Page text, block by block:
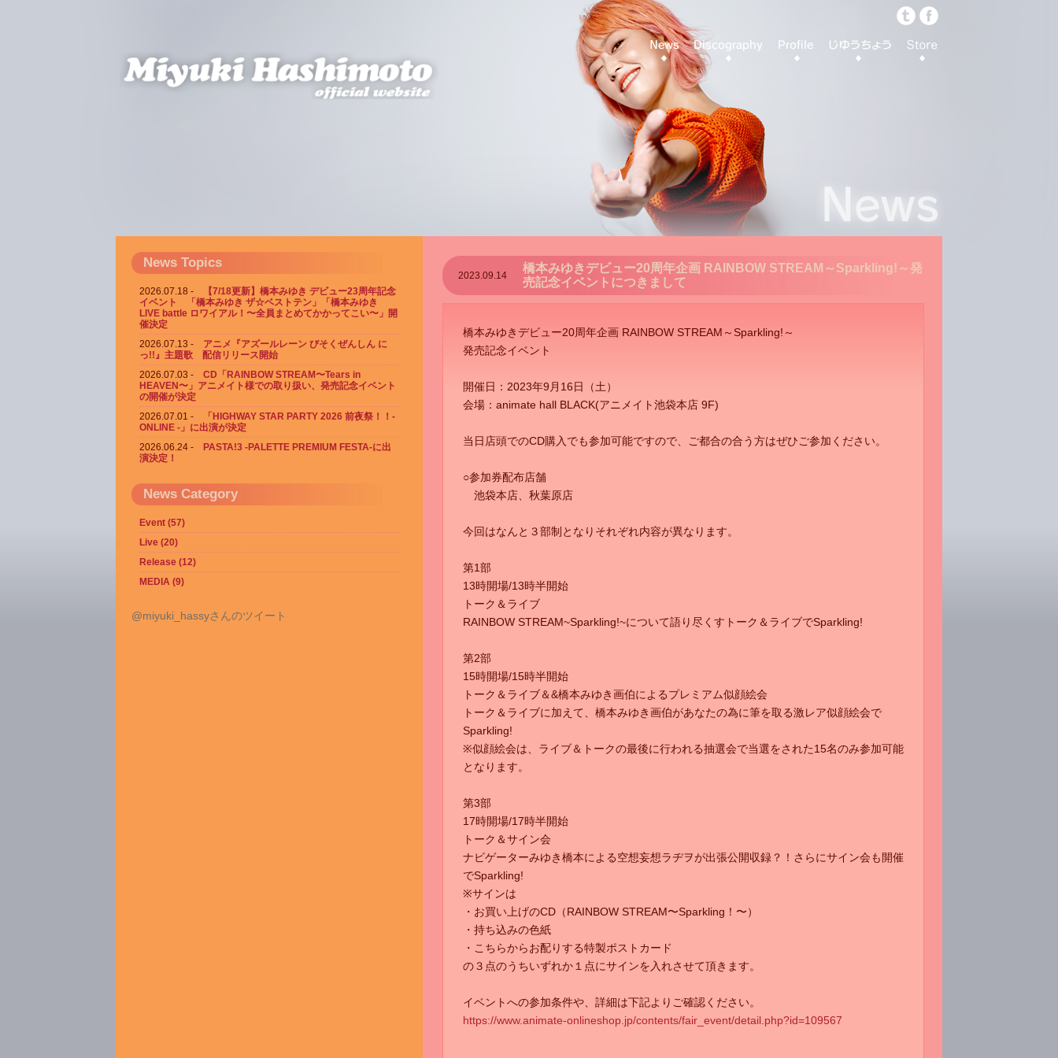
2023.09.14
橋本みゆきデビュー20周年企画 RAINBOW STREAM～Sparkling!～発
売記念イベントにつきまして
橋本みゆきデビュー20周年企画 RAINBOW STREAM～Sparkling!～
発売記念イベント
開催日：2023年9月16日（土）
会場：animate hall BLACK(アニメイト池袋本店 9F)
当日店頭でのCD購入でも参加可能ですので、ご都合の合う方はぜひご参加ください。
○参加券配布店舗
池袋本店、秋葉原店
今回はなんと３部制となりそれぞれ内容が異なります。
第1部
13時開場/13時半開始
トーク＆ライブ
RAINBOW STREAM~Sparkling!~について語り尽くすトーク＆ライブでSparkling!
第2部
15時開場/15時半開始
トーク＆ライブ＆&橋本みゆき画伯によるプレミアム似顔絵会
トーク＆ライブに加えて、橋本みゆき画伯があなたの為に筆を取る激レア似顔絵会で
Sparkling!
※似顔絵会は、ライブ＆トークの最後に行われる抽選会で当選をされた15名のみ参加可能
となります。
第3部
17時開場/17時半開始
トーク＆サイン会
ナビゲーターみゆき橋本による空想妄想ラヂヲが出張公開収録？！さらにサイン会も開催
でSparkling!
※サインは
・お買い上げのCD（RAINBOW STREAM〜Sparkling！〜）
・持ち込みの色紙
・こちらからお配りする特製ポストカード
の３点のうちいずれか１点にサインを入れさせて頂きます。
イベントへの参加条件や、詳細は下記よりご確認ください。
https://www.animate-onlineshop.jp/contents/fair_event/detail.php?id=109567
News Topics
2026.07.18
【7/18更新】橋本みゆき デビュー23周年記念
イベント 「橋本みゆき ザ☆ベストテン」「橋本みゆき
LIVE battle ロワイアル！〜全員まとめてかかってこい〜」開
催決定
2026.07.13
アニメ『アズールレーン びそくぜんしん に
っ!!』主題歌 配信リリース開始
2026.07.03
CD「RAINBOW STREAM〜Tears in
HEAVEN〜」アニメイト様での取り扱い、発売記念イベント
の開催が決定
2026.07.01
「HIGHWAY STAR PARTY 2026 前夜祭！！-
ONLINE -」に出演が決定
2026.06.24
PASTA!3 -PALETTE PREMIUM FESTA-に出
演決定！
News Category
Event (57)
Live (20)
Release (12)
MEDIA (9)
@miyuki_hassyさんのツイート